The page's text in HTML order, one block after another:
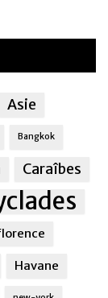
Asie
Bangkok
Caraîbes
Havane